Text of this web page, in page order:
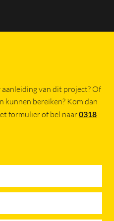
van dit project? Of
kunnen bereiken? Kom dan
formulier of bel naar0318